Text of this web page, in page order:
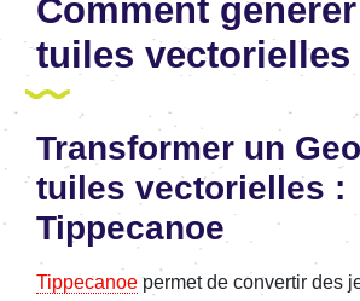
Comment
tuiles vectorielles
Transformer un
tuiles vectorielles :
Tippecanoe
Tippecanoe permet de convertir des